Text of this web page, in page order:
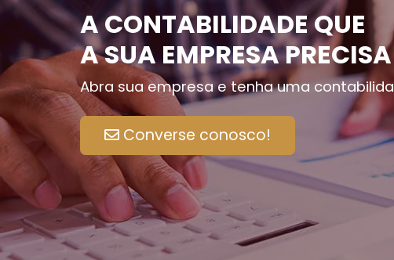
A CONTABILIDADE QUE
A SUA EMPRESA
Abra sua empresa e tenha uma
Converse conosco!